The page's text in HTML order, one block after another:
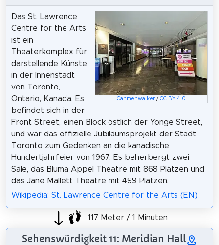
Canmenwalker /CC BY 4.0
Das St. Lawrence
Centre for the Arts
ist ein
Theaterkomplex für
darstellende Künste
in der Innenstadt
von Toronto,
Ontario, Kanada. Es
befindet sich in der
Front Street, einen Block östlich der Yonge Street,
und war das offizielle Jubiläumsprojekt der Stadt
Toronto zum Gedenken an die kanadische
Hundertjahrfeier von 1967. Es beherbergt zwei
Säle, das Bluma Appel Theatre mit 868 Plätzen und
das Jane Mallett Theatre mit 499 Plätzen.
Wikipedia: St. Lawrence Centre for the Arts (EN)
117 Meter / 1 Minuten
Sehenswürdigkeit 11: Meridian Hall